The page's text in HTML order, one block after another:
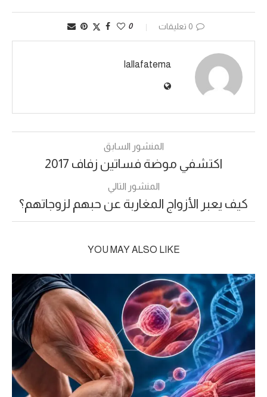
0 تعليقات 0
lallafatema
المنشور السابق
اكتشفي موضة فساتين زفاف 2017
المنشور التالي
كيف يعبر الأزواج المغاربة عن حبهم لزوجاتهم؟
YOU MAY ALSO LIKE